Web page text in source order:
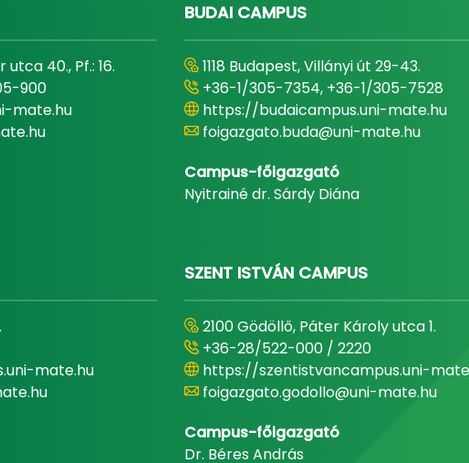
40., Pf.: 16.
900
mate.hu
BUDAI CAMPUS
1118 Budapest, Villányi út 29-43.
+36-1/305-7354, +36-1/305-7528
https://budaicampus.uni-mate.hu
foigazgato.buda@uni-mate.hu
Campus-főigazgató
Nyitrainé dr. Sárdy Diána
mate.hu
SZENT ISTVÁN CAMPUS
2100 Gödöllő, Páter Károly utca 1.
+36-28/522-000 / 2220
https://szentistvancampus.uni-
foigazgato.godollo@uni-mate.hu
Campus-főigazgató
Dr. Béres András